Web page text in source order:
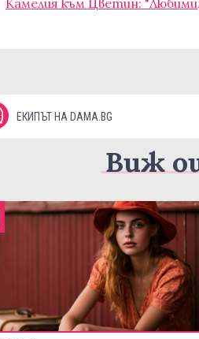
Камелия към Цветин:
ЕКИПЪТ НА DAMA.BG
Виж